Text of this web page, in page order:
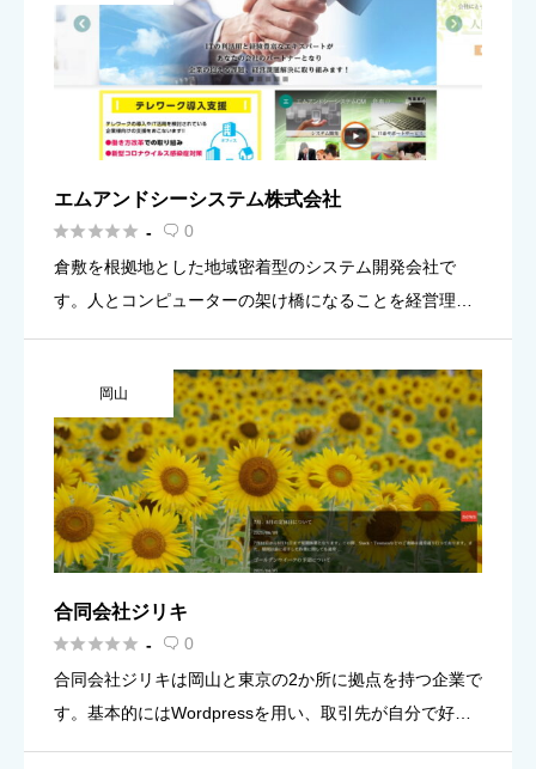
エムアンドシーシステム株式会社
 -  0
倉敷を根拠地とした地域密着型のシステム開発会社で
す。人とコンピューターの架け橋になることを経営理念
に設立されました。主な事業領域は2つあります。1つは
中核事業でもある […]
岡山
合同会社ジリキ
 -  0
合同会社ジリキは岡山と東京の2か所に拠点を持つ企業で
す。基本的にはWordpressを用い、取引先が自分で好き